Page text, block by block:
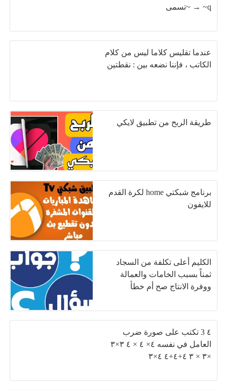
→ ~q ~تسمى
عندما تقليس كلاما ليس من كلام
الكاتب ، فإننا نضعه بين : نقطتين
طريقة الربح من تطبيق لايكي
برنامج شبكتي home لكرة القدم
للايفون
الكليم أعلى تكلفة من السجاد
ثمناً بسبب الخامات والعمالة
ووفرة الانتاج صح أم خطأ
٤ 3 تكتب على صورة ضرب
العامل في نفسه ٤× ٤ × ٤ ٣×٣
×٣ × ٣ ٤+٤+٤ ٤×٣